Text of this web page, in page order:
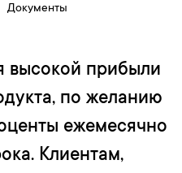
Документы
высокой прибыли
по желанию
ежемесячно
Клиентам,